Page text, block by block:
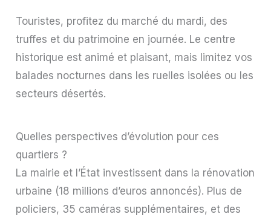
Touristes, profitez du marché du mardi, des
truffes et du patrimoine en journée. Le centre
historique est animé et plaisant, mais limitez vos
balades nocturnes dans les ruelles isolées ou les
secteurs désertés.
Quelles perspectives d’évolution pour ces
quartiers ?
La mairie et l’État investissent dans la rénovation
urbaine (18 millions d’euros annoncés). Plus de
policiers, 35 caméras supplémentaires, et des